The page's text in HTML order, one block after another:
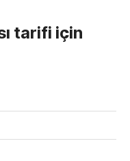
tarifi için